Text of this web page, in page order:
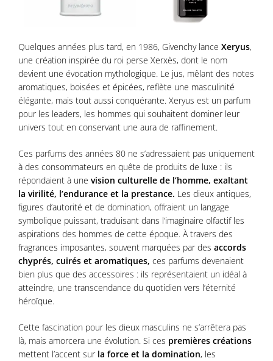
Quelques années plus tard, en 1986, Givenchy lance Xeryus,
une création inspirée du roi perse Xerxès, dont le nom
devient une évocation mythologique. Le jus, mêlant des notes
aromatiques, boisées et épicées, reflète une masculinité
élégante, mais tout aussi conquérante. Xeryus est un parfum
pour les leaders, les hommes qui souhaitent dominer leur
univers tout en conservant une aura de raffinement.
Ces parfums des années 80 ne s’adressaient pas uniquement
à des consommateurs en quête de produits de luxe : ils
répondaient à une vision culturelle de l’homme, exaltant
la virilité, l’endurance et la prestance. Les dieux antiques,
figures d’autorité et de domination, offraient un langage
symbolique puissant, traduisant dans l’imaginaire olfactif les
aspirations des hommes de cette époque. À travers des
fragrances imposantes, souvent marquées par des accords
chyprés, cuirés et aromatiques, ces parfums devenaient
bien plus que des accessoires : ils représentaient un idéal à
atteindre, une transcendance du quotidien vers l’éternité
héroïque.
Cette fascination pour les dieux masculins ne s’arrêtera pas
là, mais amorcera une évolution. Si ces premières créations
mettent l’accent surla force et la domination, les